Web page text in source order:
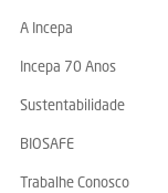
A Incepa
Incepa 70 Anos
Sustentabilidade
BIOSAFE
Trabalhe Conosco